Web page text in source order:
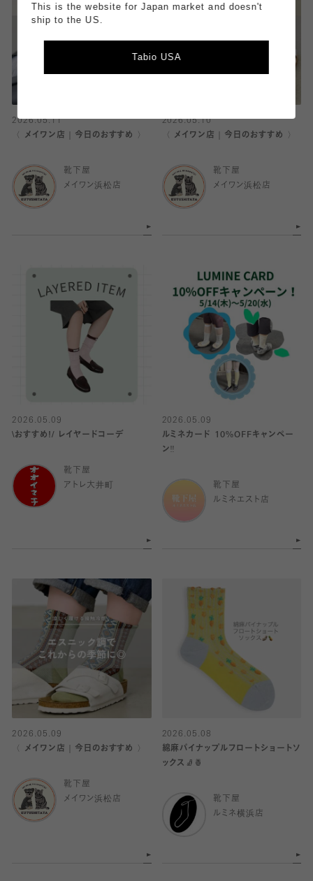
2026.05.11
〈 メイワン店｜今日のおすすめ 〉
靴下屋
メイワン浜松店
2026.05.10
〈 メイワン店｜今日のおすすめ 〉
靴下屋
メイワン浜松店
2026.05.09
\おすすめ!/ レイヤードコーデ
靴下屋
アトレ大井町
2026.05.09
ルミネカード 10%OFFキャンペー
ン‼️
靴下屋
ルミネエスト店
2026.05.09
〈 メイワン店｜今日のおすすめ 〉
靴下屋
メイワン浜松店
2026.05.08
綿麻パイナップルフロートショートソ
ックス🧦🍍
靴下屋
ルミネ横浜店
This is the website for Japan market and doesn't
ship to the US.
Tabio USA